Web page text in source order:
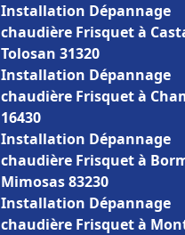
Installation Dépannage
chaudière Frisquet à
Tolosan 31320
Installation Dépannage
chaudière Frisquet à
16430
Installation Dépannage
chaudière Frisquet à
Mimosas 83230
Installation Dépannage
chaudière Frisquet à